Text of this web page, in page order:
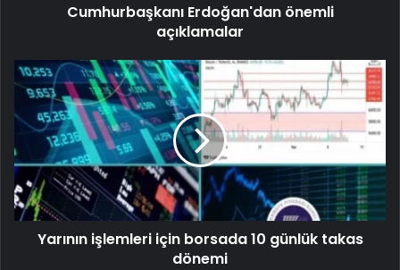
Cumhurbaşkanı Erdoğan'dan önemli
açıklamalar
Yarının işlemleri için borsada 10 günlük takas
dönemi